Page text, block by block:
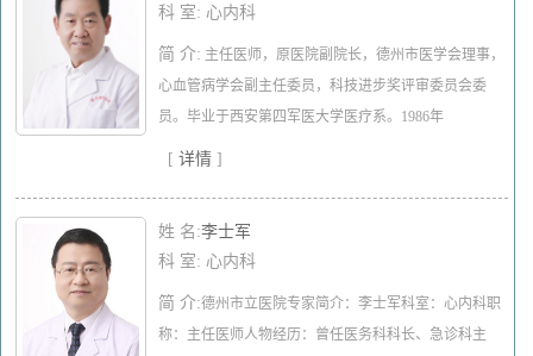
科 室: 心内科
简 介: 主任医师，原医院副院长，德州市医学会理事，
心血管病学会副主任委员，科技进步奖评审委员会委
员。毕业于西安第四军医大学医疗系。1986年
[ 详情 ]
姓 名:​李士军
科 室: 心内科
简 介:德州市立医院专家简介：李士军科室：心内科职
称：主任医师人物经历：曾任医务科科长、急诊科主